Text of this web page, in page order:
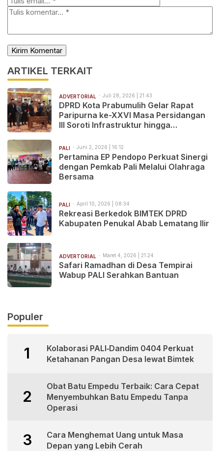
ARTIKEL TERKAIT
ADVERTORIAL Juli 28, 2026 | 21:43
DPRD Kota Prabumulih Gelar Rapat
Paripurna ke-XXVI Masa Persidangan
III Soroti Infrastruktur hingga
PALI Juni 2, 2026 | 16:12
Pertamina EP Pendopo Perkuat Sinergi
dengan Pemkab Pali Melalui Olahraga
Bersama
PALI April 10, 2026 | 08:34
Rekreasi Berkedok BIMTEK DPRD
Kabupaten Penukal Abab Lematang Ilir
ADVERTORIAL Maret 4, 2026 | 21:24
Safari Ramadhan di Desa Tempirai
Wabup PALI Serahkan Bantuan
Populer
1
Kolaborasi PALI‑Dandim 0404 Perkuat
Ketahanan Pangan Desa lewat Bimtek
2
Obat Batu Empedu Terbaik: Cara Cepat
Menyembuhkan Batu Empedu Tanpa
Operasi
3
Cara Menghemat Uang untuk Masa
Depan yang Lebih Cerah